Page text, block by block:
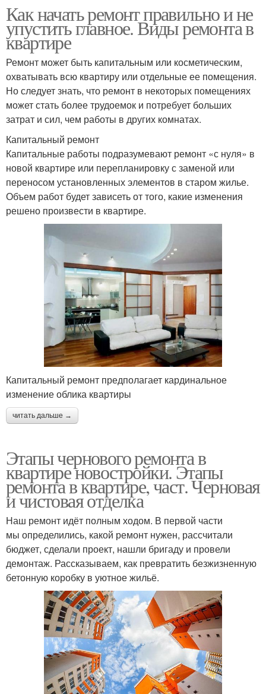
Как начать ремонт правильно и не
упустить главное. Виды ремонта в
квартире
Ремонт может быть капитальным или косметическим,
охватывать всю квартиру или отдельные ее помещения.
Но следует знать, что ремонт в некоторых помещениях
может стать более трудоемок и потребует больших
затрат и сил, чем работы в других комнатах.
Капитальный ремонт
Капитальные работы подразумевают ремонт «с нуля» в
новой квартире или перепланировку с заменой или
переносом установленных элементов в старом жилье.
Объем работ будет зависеть от того, какие изменения
решено произвести в квартире.
Капитальный ремонт предполагает кардинальное
изменение облика квартиры
читать дальше →
Этапы чернового ремонта в
квартире новостройки. Этапы
ремонта в квартире, част. Черновая
и чистовая отделка
Наш ремонт идёт полным ходом. В первой части
мы определились, какой ремонт нужен, рассчитали
бюджет, сделали проект, нашли бригаду и провели
демонтаж. Рассказываем, как превратить безжизненную
бетонную коробку в уютное жильё.